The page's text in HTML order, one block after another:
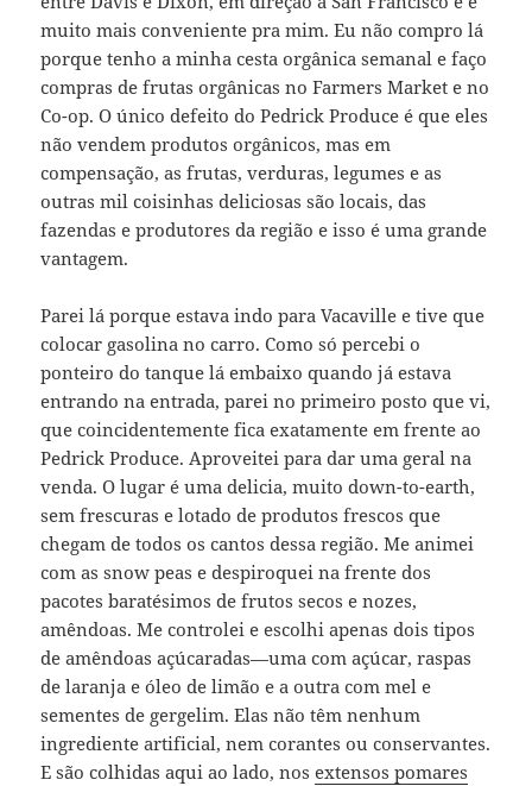
muito mais conveniente pra mim. Eu não compro lá
porque tenho a minha cesta orgânica semanal e faço
compras de frutas orgânicas no Farmers Market e no
Co-op. O único defeito do Pedrick Produce é que eles
não vendem produtos orgânicos, mas em
compensação, as frutas, verduras, legumes e as
outras mil coisinhas deliciosas são locais, das
fazendas e produtores da região e isso é uma grande
vantagem.
Parei lá porque estava indo para Vacaville e tive que
colocar gasolina no carro. Como só percebi o
ponteiro do tanque lá embaixo quando já estava
entrando na entrada, parei no primeiro posto que vi,
que coincidentemente fica exatamente em frente ao
Pedrick Produce. Aproveitei para dar uma geral na
venda. O lugar é uma delicia, muito down-to-earth,
sem frescuras e lotado de produtos frescos que
chegam de todos os cantos dessa região. Me animei
com as snow peas e despiroquei na frente dos
pacotes baratésimos de frutos secos e nozes,
amêndoas. Me controlei e escolhi apenas dois tipos
de amêndoas açúcaradas—uma com açúcar, raspas
de laranja e óleo de limão e a outra com mel e
sementes de gergelim. Elas não têm nenhum
ingrediente artificial, nem corantes ou conservantes.
E são colhidas aqui ao lado, nosextensos pomares